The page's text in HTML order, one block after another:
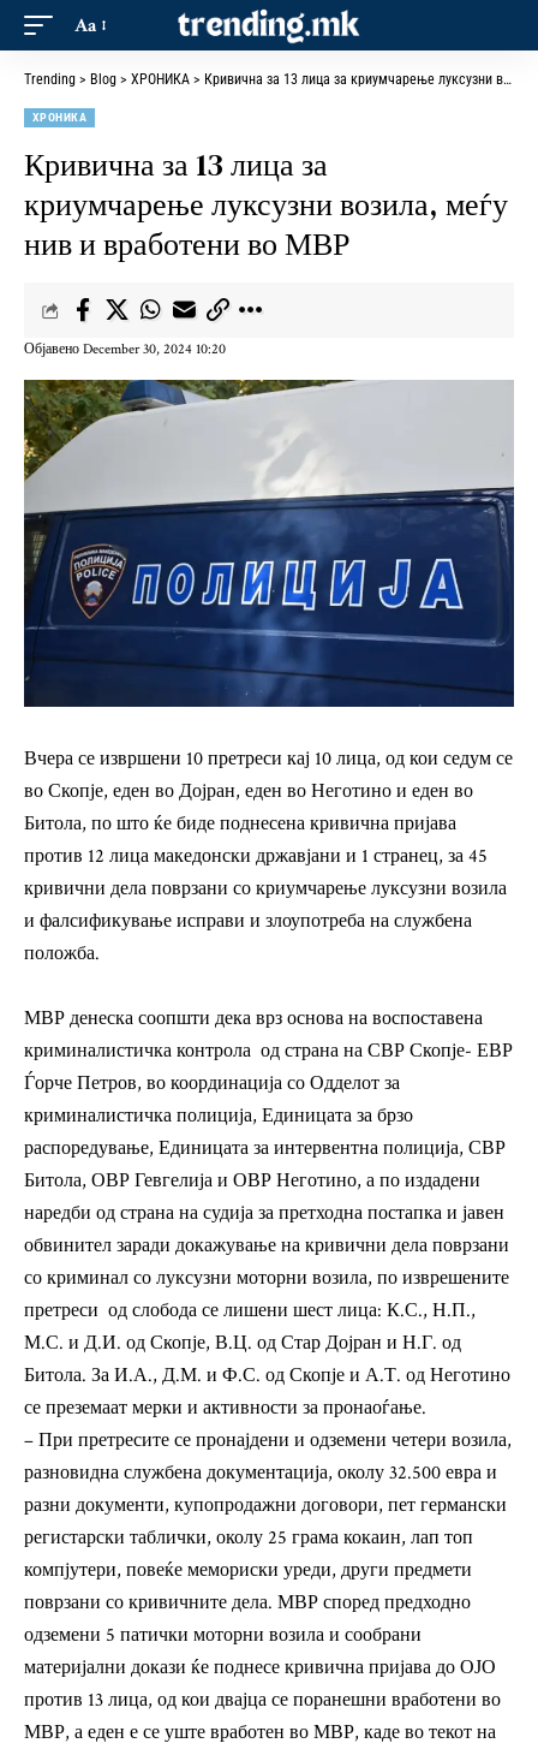
Aa
Trending > Blog > ХРОНИКА > Кривична за 13 лица за криумчарење луксузни возила, меѓу нив и вработени во МВР
ХРОНИКА
Кривична за 13 лица за
криумчарење луксузни возила, меѓу
нив и вработени во МВР
Објавено December 30, 2024 10:20
Вчера се извршени 10 претреси кај 10 лица, од кои седум се
во Скопје, еден во Дојран, еден во Неготино и еден во
Битола, по што ќе биде поднесена кривична пријава
против 12 лица македонски државјани и 1 странец, за 45
кривични дела поврзани со криумчарење луксузни возила
и фалсификување исправи и злоупотреба на службена
положба.
МВР денеска соопшти дека врз основа на воспоставена
криминалистичка контрола од страна на СВР Скопје- ЕВР
Ѓорче Петров, во координација со Одделот за
криминалистичка полиција, Единицата за брзо
распоредување, Единицата за интервентна полиција, СВР
Битола, ОВР Гевгелија и ОВР Неготино, а по издадени
наредби од страна на судија за претходна постапка и јавен
обвинител заради докажување на кривични дела поврзани
со криминал со луксузни моторни возила, по изврешените
претреси од слобода се лишени шест лица: К.С., Н.П.,
М.С. и Д.И. од Скопје, В.Ц. од Стар Дојран и Н.Г. од
Битола. За И.А., Д.М. и Ф.С. од Скопје и А.Т. од Неготино
се преземаат мерки и активности за пронаоѓање.
– При претресите се пронајдени и одземени четери возила,
разновидна службена документација, околу 32.500 евра и
разни документи, купопродажни договори, пет германски
регистарски таблички, околу 25 грама кокаин, лап топ
компјутери, повеќе мемориски уреди, други предмети
поврзани со кривичните дела. МВР според предходно
одземени 5 патички моторни возила и сообрани
материјални докази ќе поднесе кривична пријава до ОЈО
против 13 лица, од кои двајца се поранешни вработени во
МВР, а еден е се уште вработен во МВР, каде во текот на